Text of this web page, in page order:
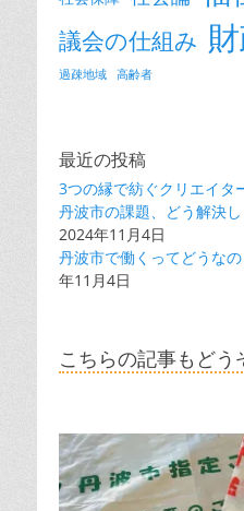
議会の仕組み
過疎地域 高齢者
最近の投稿
3つの縁で紡ぐクリエイタ
丹波市の課題、どう解決
2024年11月4日
丹波市で働くってどうなの
年11月4日
こちらの記事もどう